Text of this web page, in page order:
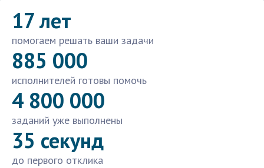
17 лет
помогаем решать ваши задачи
885 000
исполнителей готовы помочь
4 800 000
заданий уже выполнены
35 секунд
до первого отклика